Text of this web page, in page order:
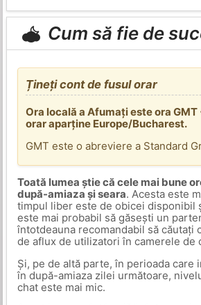
Cum să fie de
Țineți cont de fusul orar
Ora locală a Afumați este ora
orar aparține Europe/Bucharest.
GMT este o abreviere a Standard
Toată lumea știe că cele mai bune
după-amiaza și seara. Acesta este
timpul liber este de obicei disponibil
este mai probabil să găsești un
întotdeauna recomandabil să căutați
de aflux de utilizatori în camerele de
Și, pe de altă parte, în perioada care
în după-amiaza zilei următoare,
chat este mai mic.